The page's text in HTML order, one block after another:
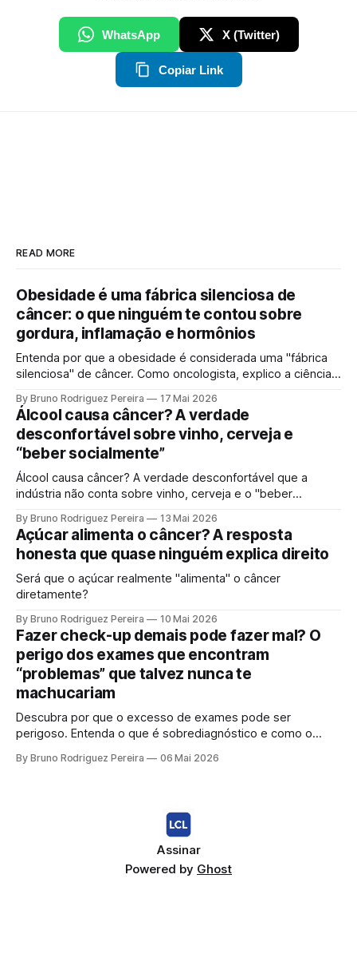
WhatsApp X (Twitter)
Copiar Link
READ MORE
Obesidade é uma fábrica silenciosa de
câncer: o que ninguém te contou sobre
gordura, inflamação e hormônios
Entenda por que a obesidade é considerada uma "fábrica
silenciosa" de câncer. Como oncologista, explico a ciência
desequilíbrio hormonal que alimentam tumores.
By Bruno Rodriguez Pereira 17 Mai 2026
Álcool causa câncer? A verdade
desconfortável sobre vinho, cerveja e
“beber socialmente”
Álcool causa câncer? A verdade desconfortável que a
indústria não conta sobre vinho, cerveja e o "beber
ciência moderna não sustenta mais a ideia de uma "dose
segura".
By Bruno Rodriguez Pereira 13 Mai 2026
Açúcar alimenta o câncer? A resposta
honesta que quase ninguém explica direito
Será que o açúcar realmente "alimenta" o câncer
diretamente?
By Bruno Rodriguez Pereira 10 Mai 2026
Fazer check-up demais pode fazer mal? O
perigo dos exames que encontram
“problemas” que talvez nunca te
machucariam
Descubra por que o excesso de exames pode ser
perigoso. Entenda o que é sobrediagnóstico e como o
desnecessários e ansiedade.
By Bruno Rodriguez Pereira 06 Mai 2026
Assinar
Powered by Ghost